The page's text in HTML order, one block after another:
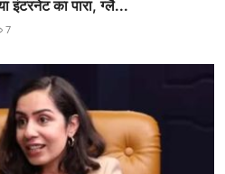
इंटरनेट का पारा, ग्लै...
7